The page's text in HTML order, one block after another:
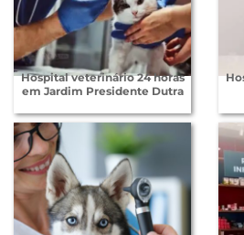
Hospital veterinário 24 horas
em Jardim Presidente Dutra